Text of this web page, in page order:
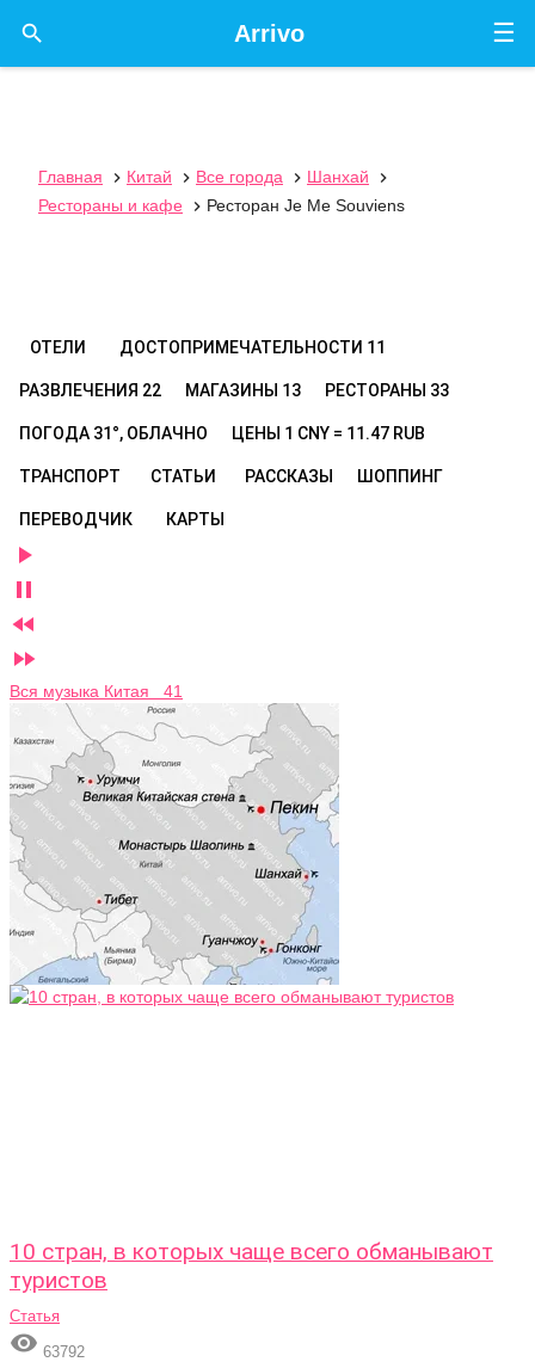
☰
Arrivo

Главная  Китай  Все города  Шанхай

Рестораны и кафе
 Ресторан Je Me Souviens
ОТЕЛИ ДОСТОПРИМЕЧАТЕЛЬНОСТИ 11
РАЗВЛЕЧЕНИЯ 22 МАГАЗИНЫ 13 РЕСТОРАНЫ 33
ПОГОДА 31°, ОБЛАЧНО ЦЕНЫ 1 CNY = 11.47 RUB
ТРАНСПОРТ СТАТЬИ РАССКАЗЫ ШОППИНГ
ПЕРЕВОДЧИК КАРТЫ




Вся музыка Китая 41
10 стран, в которых чаще всего обманывают
туристов
Статья
 63792